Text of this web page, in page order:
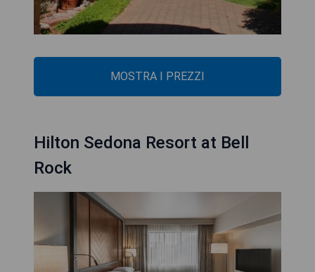
MOSTRA I PREZZI
Hilton Sedona Resort at Bell
Rock